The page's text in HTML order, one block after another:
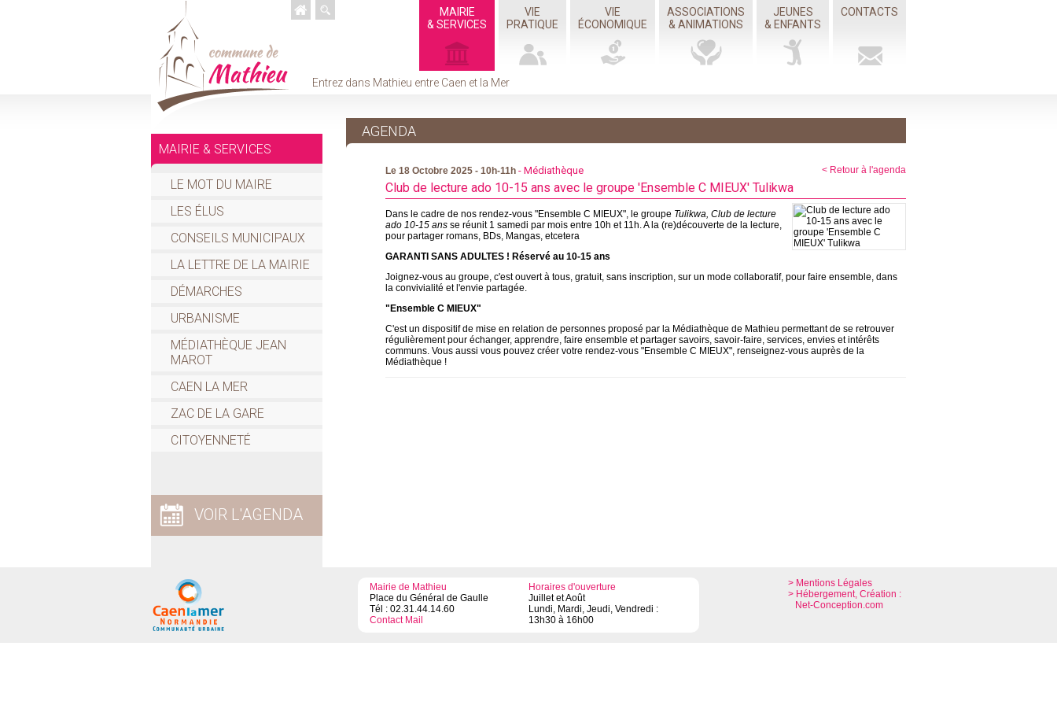
MAIRIE
& SERVICES
VIE
PRATIQUE
VIE
ÉCONOMIQUE
ASSOCIATIONS
& ANIMATIONS
JEUNES
& ENFANTS
CONTACTS
Entrez dans Mathieu entre Caen et la Mer
MAIRIE & SERVICES
LE MOT DU MAIRE
LES ÉLUS
CONSEILS MUNICIPAUX
LA LETTRE DE LA MAIRIE
DÉMARCHES
URBANISME
MÉDIATHÈQUE JEAN
MAROT
CAEN LA MER
ZAC DE LA GARE
CITOYENNETÉ
VOIR L'AGENDA
AGENDA
< Retour à l'agenda
Le 18 Octobre 2025 - 10h-11h - Médiathèque
Club de lecture ado 10-15 ans avec le groupe 'Ensemble C MIEUX' Tulikwa
Dans le cadre de nos rendez-vous "Ensemble C MIEUX", le groupe Tulikwa, Club de lecture
ado 10-15 ans se réunit 1 samedi par mois entre 10h et 11h. A la (re)découverte de la lecture,
pour partager romans, BDs, Mangas, etcetera
GARANTI SANS ADULTES ! Réservé au 10-15 ans
Joignez-vous au groupe, c'est ouvert à tous, gratuit, sans inscription, sur un mode collaboratif, pour faire ensemble, dans
la convivialité et l'envie partagée.
"Ensemble C MIEUX"
C'est un dispositif de mise en relation de personnes proposé par la Médiathèque de Mathieu permettant de se retrouver
régulièrement pour échanger, apprendre, faire ensemble et partager savoirs, savoir-faire, services, envies et intérêts
communs. Vous aussi vous pouvez créer votre rendez-vous "Ensemble C MIEUX", renseignez-vous auprès de la
Médiathèque !
Mairie de Mathieu
Place du Général de Gaulle
Tél : 02.31.44.14.60
Contact Mail
Horaires d'ouverture
Juillet et Août
Lundi, Mardi, Jeudi, Vendredi :
13h30 à 16h00
> Mentions Légales
> Hébergement, Création :
Net-Conception.com